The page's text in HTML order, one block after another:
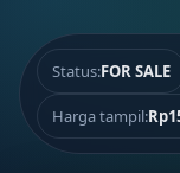
Status:FOR SALE
Harga tampil: